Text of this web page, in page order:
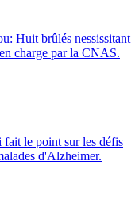
Huit brûlés nessissitant
charge par la CNAS.
le point sur les défis
d'Alzheimer.